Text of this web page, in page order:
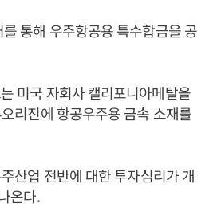
통해 우주항공용 특수합금을 공
미국 자회사 캘리포니아메탈을
리진에 항공우주용 금속 소재를
산업 전반에 대한 투자심리가 개
온다.